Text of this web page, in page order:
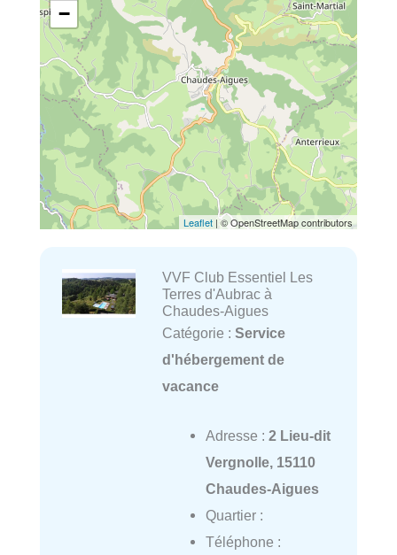
−
Leaflet | © OpenStreetMap contributors
VVF Club Essentiel Les
Terres d'Aubrac à
Chaudes-Aigues
Catégorie : Service
d'hébergement de
vacance
Adresse : 2 Lieu-dit
Vergnolle, 15110
Chaudes-Aigues
Quartier :
Téléphone :